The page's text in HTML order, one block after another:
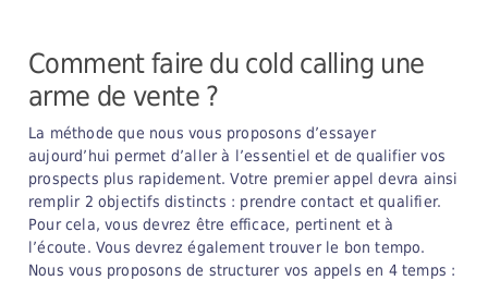
Comment faire du cold calling une
arme de vente ?
La méthode que nous vous proposons d’essayer
aujourd’hui permet d’aller à l’essentiel et de qualifier vos
prospects plus rapidement. Votre premier appel devra ainsi
remplir 2 objectifs distincts : prendre contact et qualifier.
Pour cela, vous devrez être efficace, pertinent et à
l’écoute. Vous devrez également trouver le bon tempo.
Nous vous proposons de structurer vos appels en 4 temps :